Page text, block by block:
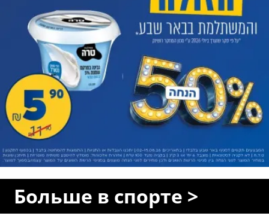
Больше в спорте >